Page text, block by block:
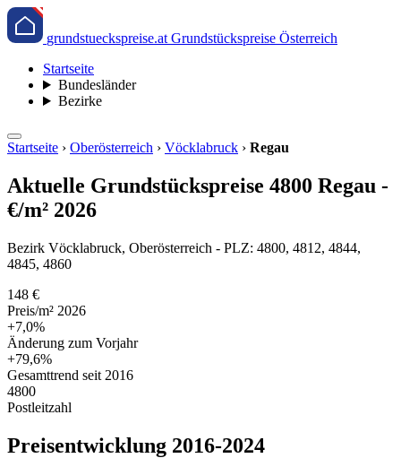
grundstueckspreise.at Grundstückspreise Österreich
Startseite
Bundesländer
Bezirke
Startseite › Oberösterreich › Vöcklabruck › Regau
Aktuelle Grundstückspreise 4800 Regau -
€/m² 2026
Bezirk Vöcklabruck, Oberösterreich - PLZ: 4800, 4812, 4844,
4845, 4860
148 €
Preis/m² 2026
+7,0%
Änderung zum Vorjahr
+79,6%
Gesamttrend seit 2016
4800
Postleitzahl
Preisentwicklung 2016-2024